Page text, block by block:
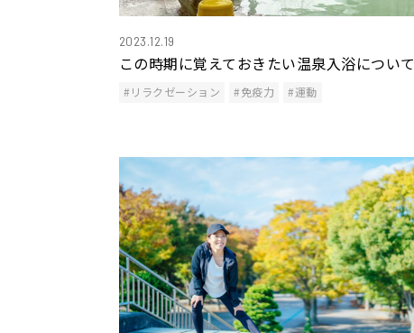
2023.12.19
この時期に覚えておきたい温泉入浴について
#リラクゼーション #免疫力 #運動